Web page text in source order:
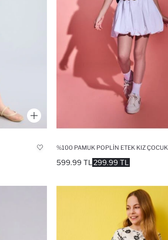
%100 PAMUK POPLIN ETEK KIZ ÇOCUK
299.99 TL
599.99 TL